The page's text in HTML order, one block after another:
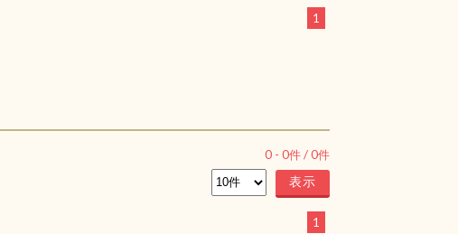
1
0 - 0件 /0件
1